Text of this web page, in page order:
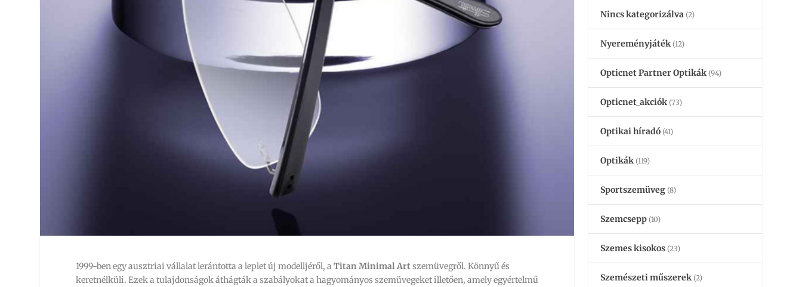
1999-ben egy ausztriai vállalat lerántotta a leplet új modelljéről, aTitan Minimal Artszemüvegről. Könnyű és
keretnélküli. Ezek a tulajdonságok áthágták a szabályokat a hagyományos szemüvegeket illetően, amely egyértelmű
Nincs kategorizálva (2)
Nyereményjáték (12)
Opticnet Partner Optikák (94)
Opticnet_akciók (73)
Optikai híradó (41)
Optikák (119)
Sportszemüveg (8)
Szemcsepp (10)
Szemes kisokos (23)
Szemészeti műszerek (2)